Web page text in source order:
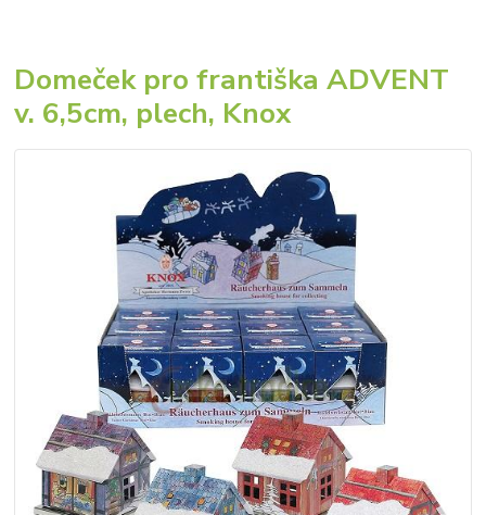
Domeček pro františka ADVENT
v. 6,5cm, plech, Knox